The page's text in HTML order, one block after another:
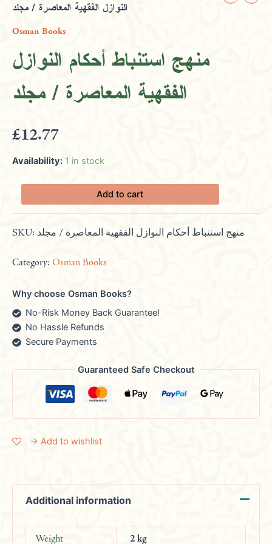
النوازل الفقهية المعاصرة / مجلد
Osman Books
منهج استنباط أحكام النوازل
الفقهية المعاصرة / مجلد
£12.77
Availability: 1 in stock
استنباط
النوازل
الفقهية
المعاصرة
مجلد
Add to cart
SKU: منهج استنباط أحكام النوازل الفقهية المعاصرة / مجلد
Category: Osman Books
Why choose Osman Books?
No-Risk Money Back Guarantee!
No Hassle Refunds
Secure Payments
Guaranteed Safe Checkout
→ Add to wishlist
Additional information
Weight 2 kg